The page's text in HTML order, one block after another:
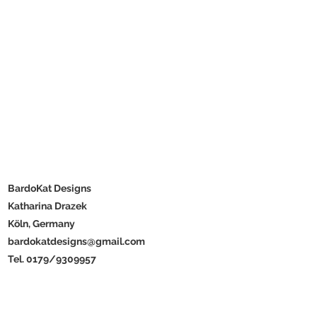
BardoKat Designs
Katharina Drazek
Köln, Germany
bardokatdesigns@gmail.com
Tel. 0179/9309957